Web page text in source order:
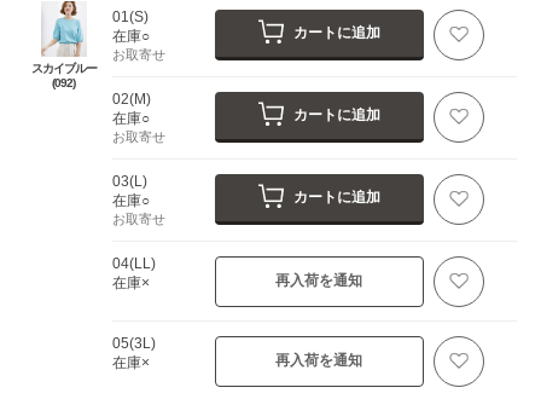
スカイブルー
(092)
01(S)
在庫○
お取寄せ
カートに追加
02(M)
在庫○
お取寄せ
カートに追加
03(L)
在庫○
お取寄せ
カートに追加
04(LL)
在庫×
再入荷を通知
05(3L)
在庫×
再入荷を通知